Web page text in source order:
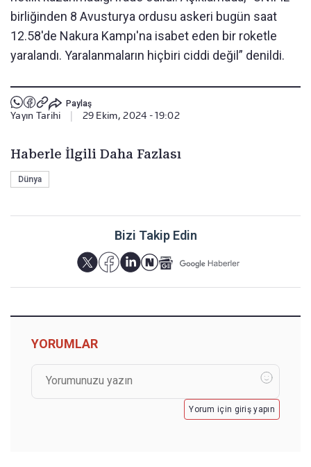
birliğinden 8 Avusturya ordusu askeri bugün saat
12.58'de Nakura Kampı'na isabet eden bir roketle
yaralandı. Yaralanmaların hiçbiri ciddi değil” denildi.
Paylaş
Yayın Tarihi 29 Ekim, 2024 - 19:02
Haberle İlgili Daha Fazlası
Dünya
Bizi Takip Edin
YORUMLAR
Yorum için giriş yapın